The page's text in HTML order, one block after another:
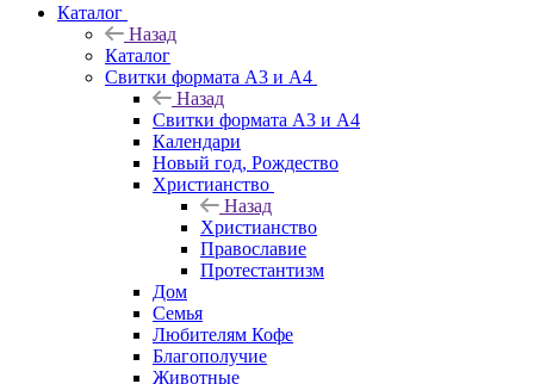
Каталог
Назад
Каталог
Свитки формата А3 и А4
Назад
Свитки формата А3 и А4
Календари
Новый год, Рождество
Христианство
Назад
Христианство
Православие
Протестантизм
Дом
Семья
Любителям Кофе
Благополучие
Животные